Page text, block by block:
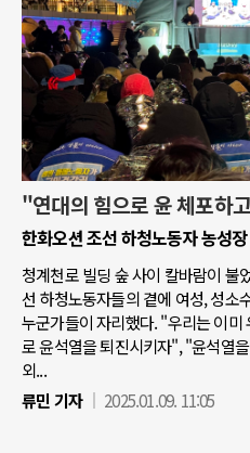
"연대의 힘으로 윤 체포하
한화오션 조선 하청노동자 농성
청계천로 빌딩 숲 사이 칼바람이 불
선 하청노동자들의 곁에 여성, 성소
누군가들이 자리했다. "우리는 이
로 윤석열을 퇴진시키자", "윤석열
외...
류민 기자
2025.01.09. 11:05